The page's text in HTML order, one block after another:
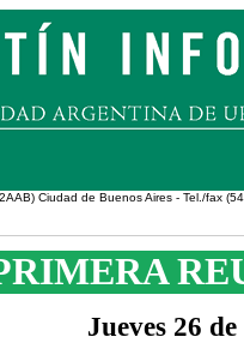
Ciudad de Buenos Aires - Tel./fax
Jueves 26